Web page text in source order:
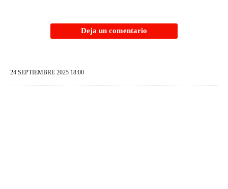
Deja un comentario
24 SEPTIEMBRE 2025 18:00